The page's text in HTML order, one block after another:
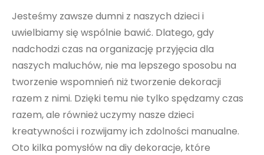
Jesteśmy zawsze dumni z naszych dzieci i
uwielbiamy się wspólnie bawić. Dlatego, gdy
nadchodzi czas na organizację przyjęcia dla
naszych maluchów, nie ma lepszego sposobu na
tworzenie wspomnień niż tworzenie dekoracji
razem z nimi. Dzięki temu nie tylko spędzamy czas
razem, ale również uczymy nasze dzieci
kreatywności i rozwijamy ich zdolności manualne.
Oto kilka pomysłów na diy dekoracje, które